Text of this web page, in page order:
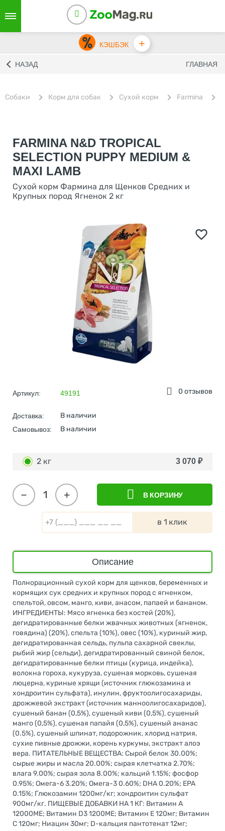
КЭШБЭК +
НАЗАД ГЛАВНАЯ
Собаки Корм для собак Сухой корм Farmina
FARMINA N&D TROPICAL
SELECTION PUPPY MEDIUM &
MAXI LAMB
Сухой корм Фармина для Щенков Средних и
Крупных пород Ягненок 2 кг
0 отзывов
Артикул: 49191
Доставка: В наличии
Самовывоз: В наличии
2 кг 3 070 ₽
+
− В КОРЗИНУ
в 1 клик
Описание
Полнорационный сухой корм для щенков, беременных и
кормящих сук средних и крупных пород с ягненком,
спельтой, овсом, манго, киви, анасом, папаей и бананом.
ИНГРЕДИЕНТЫ: Мясо ягненка без костей (20%),
дегидратированные белки жвачных животных (ягненок,
говядина) (20%), спельта (10%), овес (10%), куриный жир,
дегидратированная сельдь, пульпа сахарной свеклы,
рыбий жир (сельди), дегидратированный свиной белок,
дегидратированные белки птицы (курица, индейка),
волокна гороха, кукуруза, сушеная морковь, сушеная
люцерна, куриные хрящи (источник глюкозамина и
хондроитин сульфата), инулин, фруктоолигосахариды,
дрожжевой экстракт (источник маннoолигосахаридов),
сушеный банан (0,5%), сушеный киви (0,5%), сушеный
манго (0,5%), сушеная папайя (0,5%), сушеный ананас
(0.5%), сушеный шпинат, подорожник, хлорид натрия,
сухие пивные дрожжи, корень куркумы, экстракт алоэ
вера. ПИТАТЕЛЬНЫЕ ВЕЩЕСТВА: Сырой белок 30.00%;
сырые жиры и масла 20.00%; сырая клетчатка 2.70%;
влага 9.00%; сырая зола 8.00%; кальций 1.15%; фосфор
0.95%; Омега-6 3.20%; Омега-3 0.60%; DHA 0.20%; EPA
0.15%; Глюкозамин 1200мг/кг; хондроитин сульфат
900мг/кг. ПИЩЕВЫЕ ДОБАВКИ НА 1 КГ: Витамин A
12000МЕ; Витамин D3 1200МЕ; Витамин E 120мг; Витамин
C 120мг; Ниацин 30мг; D-кальция пантотенат 12мг;